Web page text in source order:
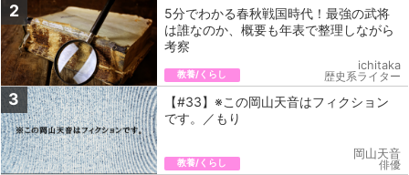
2
5分でわかる春秋戦国時代！最強の武将
は誰なのか、概要も年表で整理しながら
考察
教養/くらし
ichitaka
歴史系ライター
3
【#33】※この岡山天音はフィクション
です。／もり
教養/くらし
岡山天音
俳優